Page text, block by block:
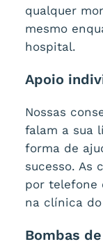
qualquer
mesmo
hospital.
Apoio
Nossas
falam a sua
forma de
sucesso. As
por telefone
na clínica do
Bombas